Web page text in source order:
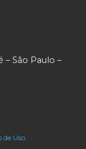
– São Paulo –
de Uso